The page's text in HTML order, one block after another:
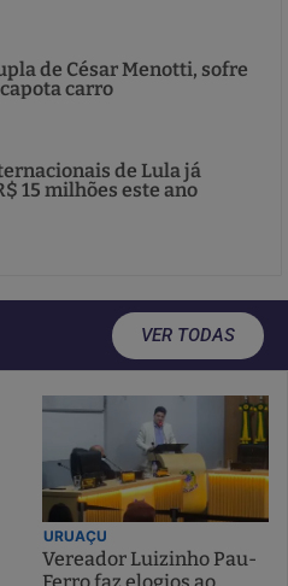
de César Menotti, sofre
carro
de Lula já
15 milhões este ano
VER TODAS
URUAÇU
Vereador Luizinho Pau-